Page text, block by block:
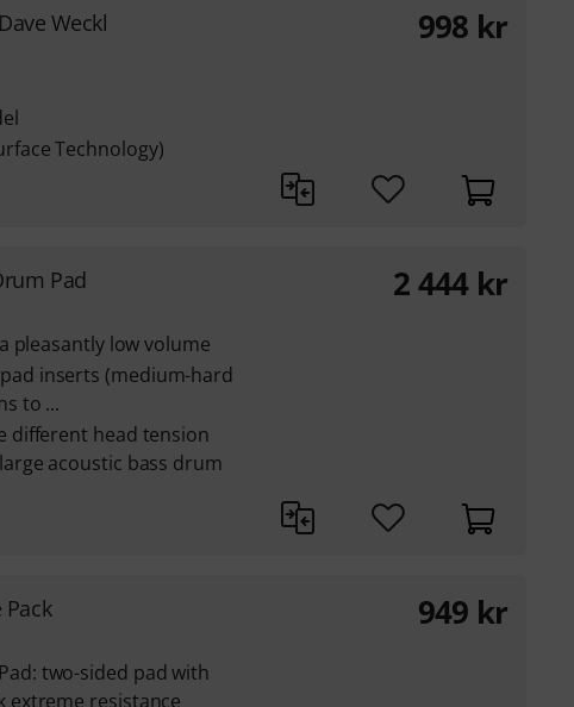
Weckl
Technology)
998 kr
Pad
pleasantly low volume
inserts (medium-hard
to ...
different head tension
acoustic bass drum
2 444 kr
two-sided pad with
extreme resistance
949 kr